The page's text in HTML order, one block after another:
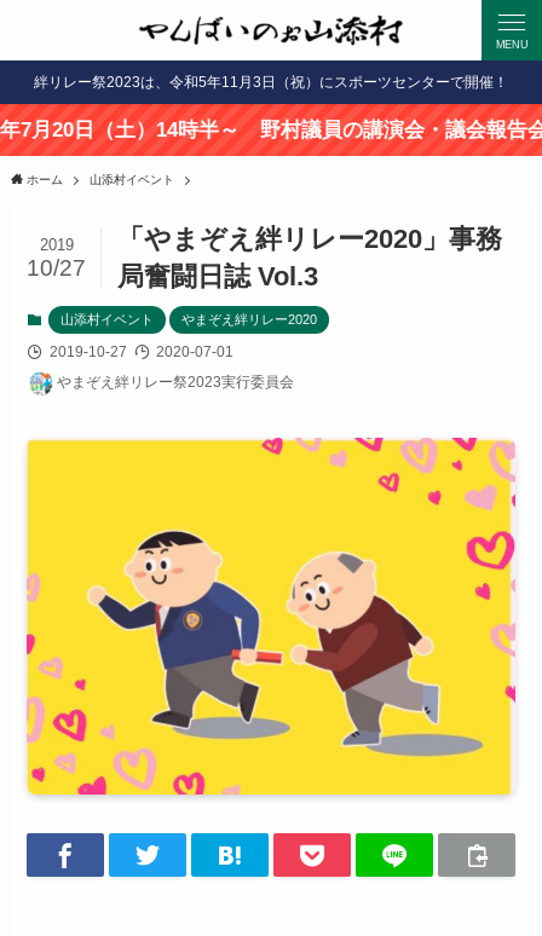
MENU
絆リレー祭2023は、令和5年11月3日（祝）にスポーツセンターで開催！
土）14時半～ 野村議員の講演会・議会報告会開催します
ホーム 山添村イベント
「やまぞえ絆リレー2020」事務
局奮闘日誌 Vol.3
2019
10/27
山添村イベント やまぞえ絆リレー2020
2019-10-27
2020-07-01
やまぞえ絆リレー祭2023実行委員会